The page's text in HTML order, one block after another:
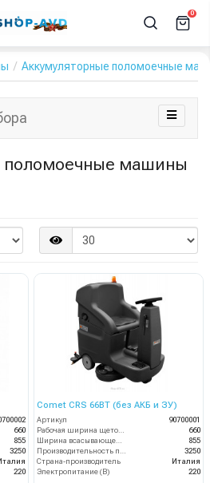
0
Аккумуляторные поломоечные
поломоечные машины
660
855
3250
220
Comet CRS 66BT (без АКБ и ЗУ)
Артикул
90700001
660
855
3250
Страна-производитель
Италия
Электропитание (В)
220